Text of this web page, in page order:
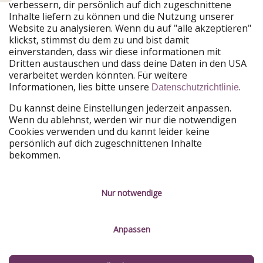
Unsere Märkte
PiratinViaggio
HolidayPirates
VakantiePiraten
WakacyjniPiraci
VoyagesPirates
Ferienpiraten
Urlaubspiraten
ViajerosPiratas
TravelPirates
HolidayPirates Group
Lerne uns kennen
Über uns
Nachhaltigkeit
Rechtliches
Kontakt
Service-Kontrolle
verbessern, dir persönlich auf dich zugeschnittene
Inhalte liefern zu können und die Nutzung unserer
Website zu analysieren. Wenn du auf "alle akzeptieren"
klickst, stimmst du dem zu und bist damit
einverstanden, dass wir diese informationen mit
Dritten austauschen und dass deine Daten in den USA
verarbeitet werden könnten. Für weitere
Informationen, lies bitte unsere Datenschutzrichtlinie.
Du kannst deine Einstellungen jederzeit anpassen.
Wenn du ablehnst, werden wir nur die notwendigen
Cookies verwenden und du kannt leider keine
persönlich auf dich zugeschnittenen Inhalte
bekommen.
Nur notwendige
Anpassen